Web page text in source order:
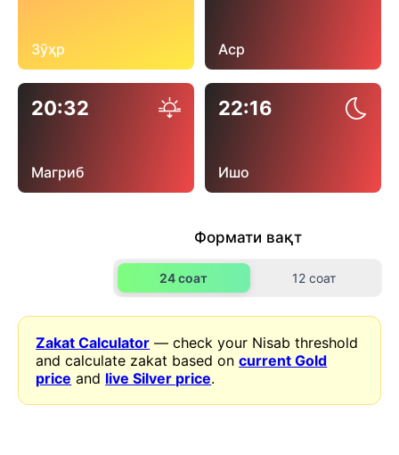
Зӯҳр Аср
20:32
Магриб
22:16
Ишо
Формати вақт
24 соат 12 соат
Zakat Calculator — check your Nisab threshold
and calculate zakat based oncurrent Gold
price and live Silver price.